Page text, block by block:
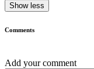
Show less
Comments
Add your comment